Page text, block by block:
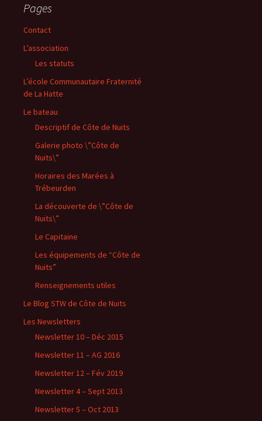
Pages
Contact
L’association
Les statuts
L’école Communautaire Fraternité
de La Hatte
Le bateau
Descriptif de Côte de Nuits
Galerie photo \”Côte de
Nuits\”
Horaires des Marées à
Trébeurden
La découverte de \”Côte de
Nuits\”
Le Capitaine
Les équipements de “Côte de
Nuits”
Renseignements utiles
Le Blog STW de Côte de Nuits
Les Newsletters
Newsletter 10 – Déc 2015
Newsletter 11 – AG 2016
Newsletter 12 – Fév 2019
Newsletter 4 – Sept 2013
Newsletter 5 – Oct 2013